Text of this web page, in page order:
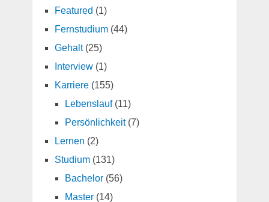
Featured (1)
Fernstudium(44)
Gehalt(25)
Interview(1)
Karriere(155)
Lebenslauf(11)
Persönlichkeit(7)
Lernen (2)
Studium(131)
Bachelor(56)
Master(14)